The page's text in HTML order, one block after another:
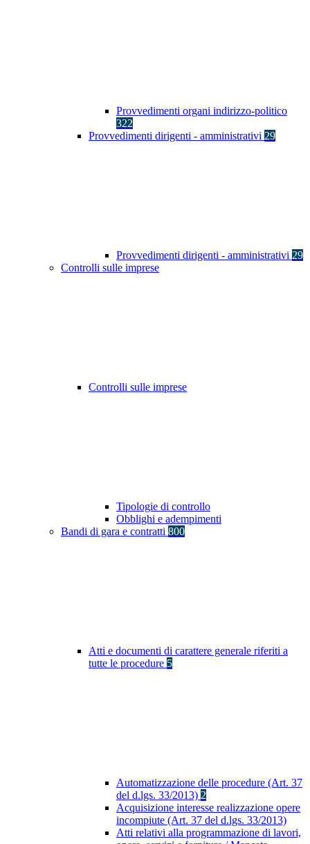
Provvedimenti organi indirizzo-politico
322
Provvedimenti dirigenti - amministrativi 29
Provvedimenti dirigenti - amministrativi 29
Controlli sulle imprese
Controlli sulle imprese
Tipologie di controllo
Obblighi e adempimenti
Bandi di gara e contratti 800
Atti e documenti di carattere generale riferiti a
tutte le procedure 5
Automatizzazione delle procedure (Art. 37
del d.lgs. 33/2013) 2
Acquisizione interesse realizzazione opere
incompiute (Art. 37 del d.lgs. 33/2013)
Atti relativi alla programmazione di lavori,